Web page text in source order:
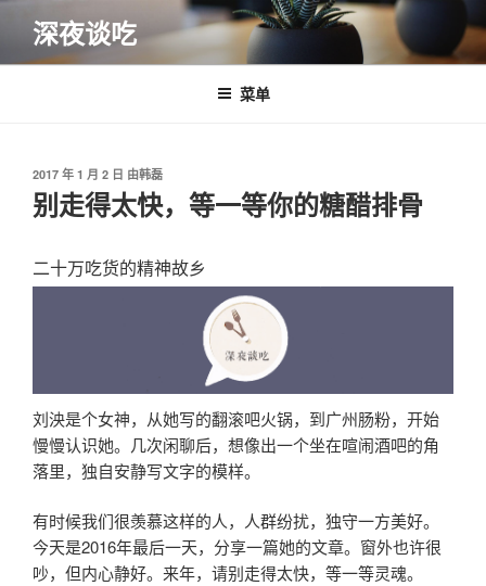
内
深夜谈吃
菜单
发
布
于
2017 年 1 月 2 日 由韩磊
别走得太快，等一等你的糖醋排骨
二十万吃货的精神故乡
刘泱是个女神，从她写的翻滚吧火锅，到广州肠粉，开始
慢慢认识她。几次闲聊后，想像出一个坐在喧闹酒吧的角
落里，独自安静写文字的模样。
有时候我们很羡慕这样的人，人群纷扰，独守一方美好。
今天是2016年最后一天，分享一篇她的文章。窗外也许很
吵，但内心静好。来年，请别走得太快，等一等灵魂。